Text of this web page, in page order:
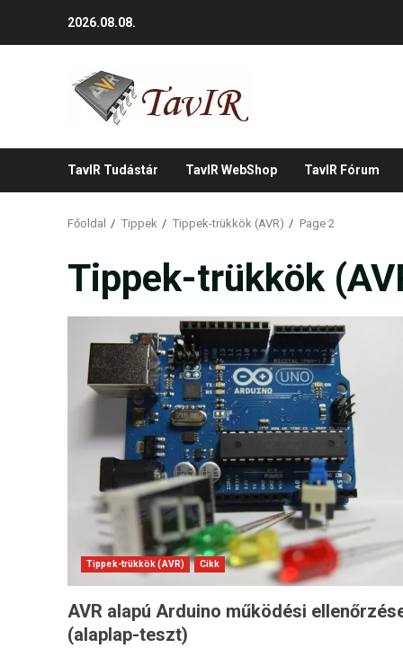
2026.08.08.
TavIR Tudástár TavIR WebShop TavIR Fórum
Főoldal Tippek Tippek-trükkök (AVR) Page 2
Tippek-trükkök
Tippek-trükkök (AVR) Cikk
AVR alapú Arduino működési
(alaplap-teszt)